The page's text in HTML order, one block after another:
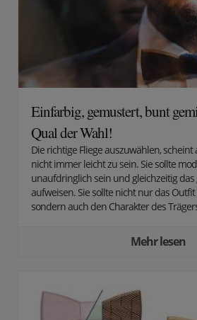
Einfarbig, gemustert, bunt
Qual der Wahl!
Die richtige Fliege auszuwählen,
nicht immer leicht zu sein. Sie sollte
unaufdringlich sein und gleichzeitig das
aufweisen. Sie sollte nicht nur das
sondern auch den Charakter des
Mehr lesen